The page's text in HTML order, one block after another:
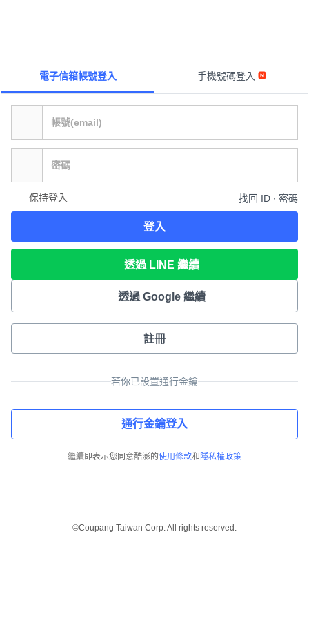
電子信箱帳號登入 手機號碼登入
保持登入 找回 ID ∙ 密碼
登入
透過 LINE 繼續
透過 Google 繼續
註冊
若你已設置通行金鑰
通行金鑰登入
繼續即表示您同意酷澎的使用條款和 隱私權政策
©Coupang Taiwan Corp. All rights reserved.